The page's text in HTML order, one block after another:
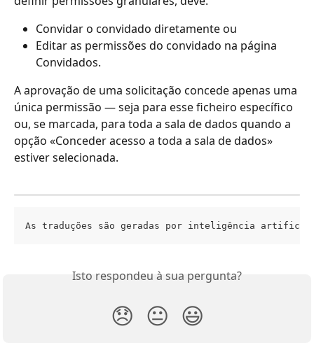
Convidar o convidado diretamente ou
Editar as permissões do convidado na página
Convidados.
A aprovação de uma solicitação concede apenas uma
única permissão — seja para esse ficheiro específico
ou, se marcada, para toda a sala de dados quando a
opção «Conceder acesso a toda a sala de dados»
estiver selecionada.
As traduções são geradas por inteligência artificial
Isto respondeu à sua pergunta?
😞 😐 😃